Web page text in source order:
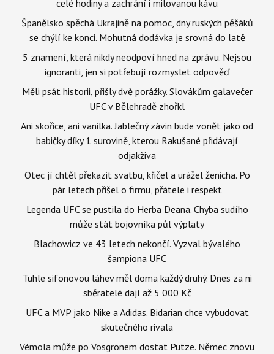
celé hodiny a zachrání i milovanou kávu
Španělsko spěchá Ukrajině na pomoc, dny ruských pěšáků
se chýlí ke konci. Mohutná dodávka je srovná do latě
5 znamení, která nikdy neodpoví hned na zprávu. Nejsou
ignoranti, jen si potřebují rozmyslet odpověď
Měli psát historii, přišly dvě porážky. Slovákům galavečer
UFC v Bělehradě zhořkl
Ani skořice, ani vanilka. Jablečný závin bude vonět jako od
babičky díky 1 surovině, kterou Rakušané přidávají
odjakživa
Otec jí chtěl překazit svatbu, křičel a urážel ženicha. Po
pár letech přišel o firmu, přátele i respekt
Legenda UFC se pustila do Herba Deana. Chyba sudího
může stát bojovníka půl výplaty
Blachowicz ve 43 letech nekončí. Vyzval bývalého
šampiona UFC
Tuhle sifonovou láhev měl doma každý druhý. Dnes za ni
sběratelé dají až 5 000 Kč
UFC a MVP jako Nike a Adidas. Bidarian chce vybudovat
skutečného rivala
Vémola může po Vosgrönem dostat Pütze. Němec znovu